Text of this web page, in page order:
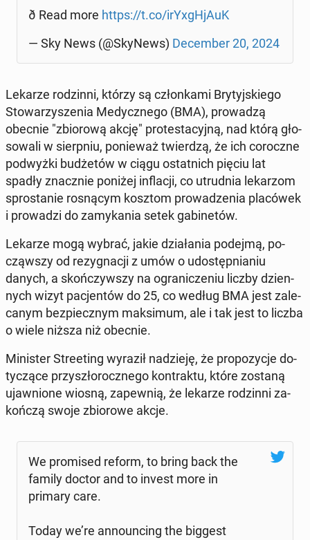
ð Read more https://t.co/irY­xgH­jAuK
— Sky News (@SkyNews) De­cem­ber 20, 2024
Lekarze ro­dzin­ni, którzy są człon­ka­mi Bry­tyj­skie­go
Sto­wa­rzy­sze­nia Me­dycz­ne­go (BMA), pro­wa­dzą
obecnie "zbio­ro­wą akcję" pro­te­sta­cyj­ną, nad którą gło­
so­wa­li w sierp­niu, po­nie­waż twier­dzą, że ich co­rocz­ne
pod­wyż­ki bu­dże­tów w ciągu ostat­nich pięciu lat
spadły znacz­nie poniżej in­fla­cji, co utrud­nia le­ka­rzom
spro­sta­nie ro­sną­cym kosztom pro­wa­dze­nia pla­có­wek
i pro­wa­dzi do za­my­ka­nia setek ga­bi­ne­tów.
Lekarze mogą wybrać, jakie dzia­ła­nia podejmą, po­
cząw­szy od re­zy­gna­cji z umów o udo­stęp­nia­niu
danych, a skoń­czyw­szy na ogra­ni­cze­niu liczby dzien­
nych wizyt pa­cjen­tów do 25, co według BMA jest za­le­
ca­nym bez­piecz­nym mak­si­mum, ale i tak jest to liczba
o wiele niższa niż obecnie.
Mi­ni­ster Stre­eting wyraził na­dzie­ję, że pro­po­zy­cje do­
ty­czą­ce przy­szło­rocz­ne­go kon­trak­tu, które zostaną
ujaw­nio­ne wiosną, za­pew­nią, że lekarze ro­dzin­ni za­
koń­czą swoje zbio­ro­we akcje.
We pro­mi­sed reform, to bring back the
family doctor and to invest more in
primary care.
Today we’re an­no­un­cing the biggest